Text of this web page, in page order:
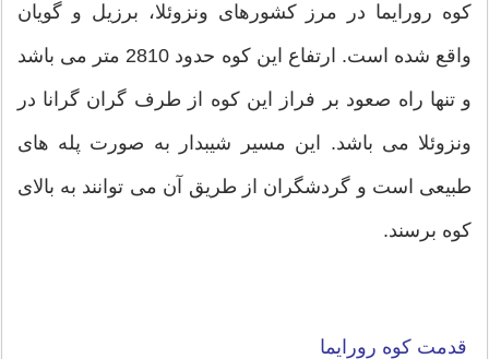
کوه رورایما در مرز کشورهای ونزوئلا، برزیل و گویان
واقع شده است. ارتفاع این کوه حدود 2810 متر می باشد
و تنها راه صعود بر فراز این کوه از طرف گران گرانا در
ونزوئلا می باشد. این مسیر شیبدار به صورت پله های
طبیعی است و گردشگران از طریق آن می توانند به بالای
کوه برسند.
قدمت کوه رورایما